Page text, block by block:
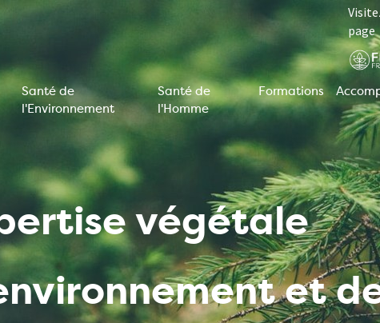
page
Santé de
l'Environnement
Santé de
l'Homme
Formations
végétale
et